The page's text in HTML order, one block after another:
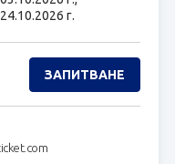
24.10.2026 г.
ЗАПИТВАНЕ